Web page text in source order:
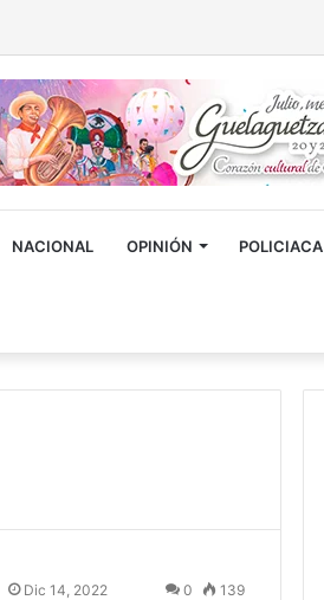
NACIONAL OPINIÓN POLICIACA
Dic 14, 2022 0 139